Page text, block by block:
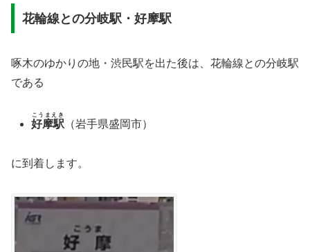
花輪線との分岐駅・好摩駅
啄木のゆかりの地・渋民駅を出た後は、花輪線との分岐駅
である
好摩駅
こうまえき
（岩手県盛岡市）
に到着します。